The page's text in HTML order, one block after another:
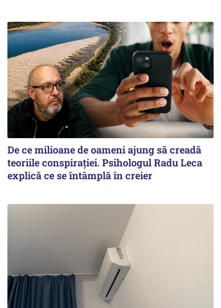
De ce milioane de oameni ajung să creadă
teoriile conspirației. Psihologul Radu Leca
explică ce se întâmplă în creier